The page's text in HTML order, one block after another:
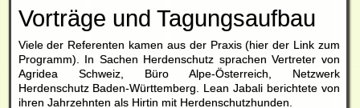
Vorträge und Tagungsaufbau
Viele der Referenten kamen aus der Praxis (hier der Link zum
Programm). In Sachen Herdenschutz sprachen Vertreter von
Agridea Schweiz, Büro Alpe-Österreich, Netzwerk
Herdenschutz Baden-Württemberg. Lean Jabali berichtete von
ihren Jahrzehnten als Hirtin mit Herdenschutzhunden.